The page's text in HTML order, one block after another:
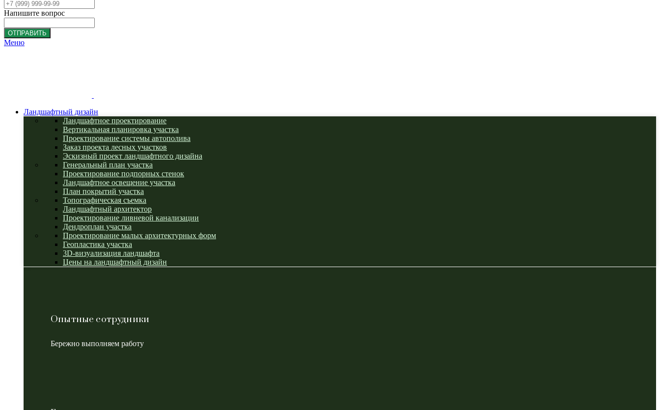
Напишите вопрос
ОТПРАВИТЬ
Меню
Ландшафтный дизайн
Ландшафтное проектирование
Вертикальная планировка участка
Проектирование системы автополива
Заказ проекта лесных участков
Эскизный проект ландшафтного дизайна
Генеральный план участка
Проектирование подпорных стенок
Ландшафтное освещение участка
План покрытий участка
Топографическая съемка
Ландшафтный архитектор
Проектирование ливневой канализации
Дендроплан участка
Проектирование малых архитектурных форм
Геопластика участка
3D-визуализация ландшафта
Цены на ландшафтный дизайн
Опытные сотрудники
Бережно выполняем работу